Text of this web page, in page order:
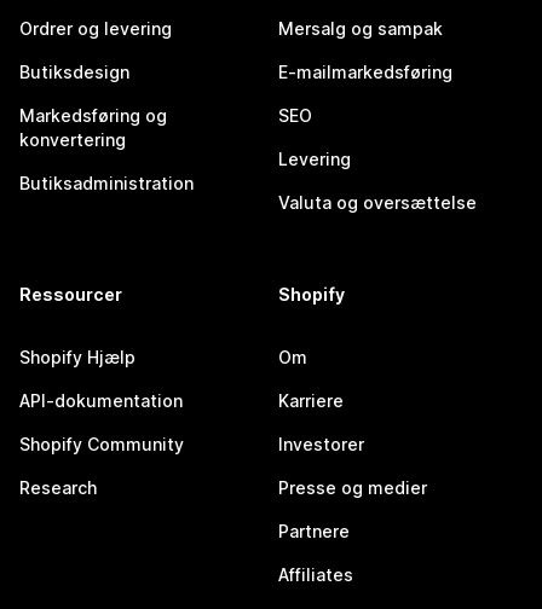
Ordrer og levering
Butiksdesign
Markedsføring og
konvertering
Butiksadministration
Mersalg og sampak
E-mailmarkedsføring
SEO
Levering
Valuta og oversættelse
Ressourcer
Shopify Hjælp
API-dokumentation
Shopify Community
Research
Shopify
Om
Karriere
Investorer
Presse og medier
Partnere
Affiliates